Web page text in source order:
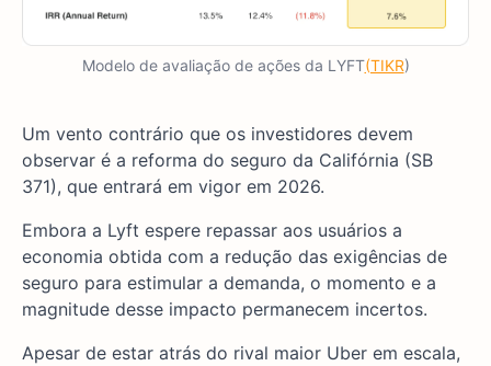
Modelo de avaliação de ações da LYFT(TIKR)
Um vento contrário que os investidores devem
observar é a reforma do seguro da Califórnia (SB
371), que entrará em vigor em 2026.
Embora a Lyft espere repassar aos usuários a
economia obtida com a redução das exigências de
seguro para estimular a demanda, o momento e a
magnitude desse impacto permanecem incertos.
Apesar de estar atrás do rival maior Uber em escala,